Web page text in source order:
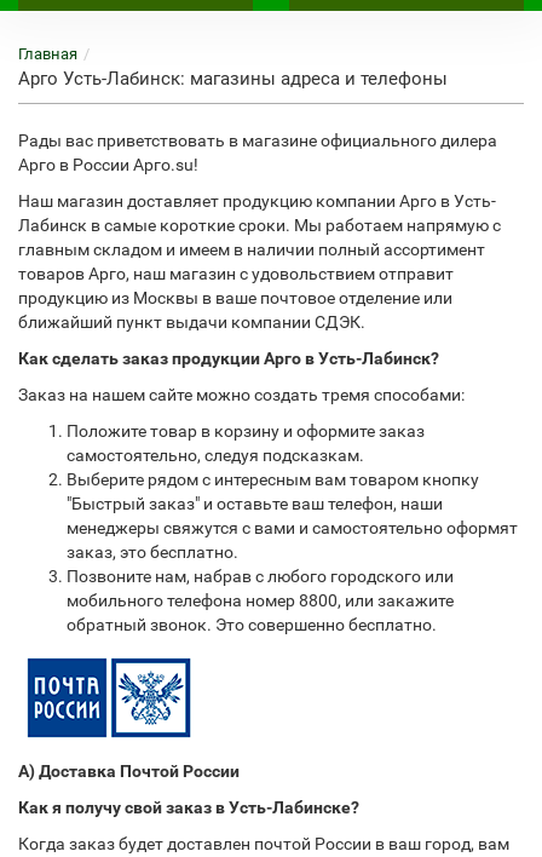
Главная
Арго Усть-Лабинск: магазины адреса и телефоны
Рады вас приветствовать в магазине официального дилера
Арго в России Арго.su!
Наш магазин доставляет продукцию компании Арго в Усть-
Лабинск в самые короткие сроки. Мы работаем напрямую с
главным складом и имеем в наличии полный ассортимент
товаров Арго, наш магазин с удовольствием отправит
продукцию из Москвы в ваше почтовое отделение или
ближайший пункт выдачи компании СДЭК.
Как сделать заказ продукции Арго в Усть-Лабинск?
Заказ на нашем сайте можно создать тремя способами:
Положите товар в корзину и оформите заказ
самостоятельно, следуя подсказкам.
Выберите рядом с интересным вам товаром кнопку
"Быстрый заказ" и оставьте ваш телефон, наши
менеджеры свяжутся с вами и самостоятельно оформят
заказ, это бесплатно.
Позвоните нам, набрав с любого городского или
мобильного телефона номер 8800, или закажите
обратный звонок. Это совершенно бесплатно.
А) Доставка Почтой России
Как я получу свой заказ в Усть-Лабинске?
Когда заказ будет доставлен почтой России в ваш город, вам